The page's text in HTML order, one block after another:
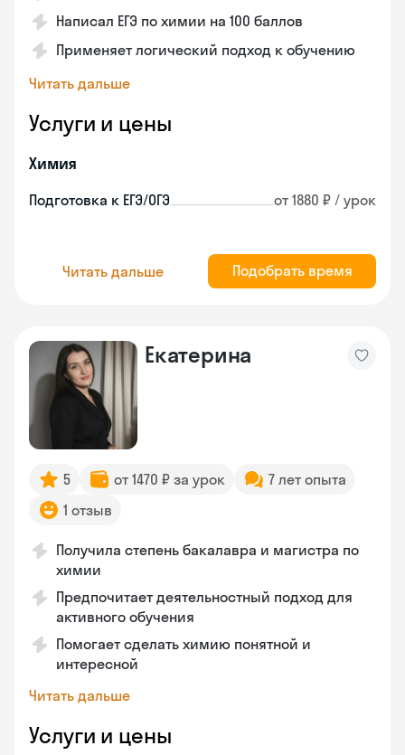
Написал ЕГЭ по химии на 100 баллов
Применяет логический подход к обучению
Читать дальше
Услуги и цены
Химия
Подготовка к ЕГЭ/ОГЭ от 1880 ₽ / урок
Читать дальше Подобрать время
Екатерина
5 от 1470 ₽ за урок
7 лет опыта
1 отзыв
Получила степень бакалавра и магистра по
химии
Предпочитает деятельностный подход для
активного обучения
Помогает сделать химию понятной и
интересной
Читать дальше
Услуги и цены